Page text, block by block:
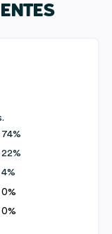
74%
22%
4%
0%
0%